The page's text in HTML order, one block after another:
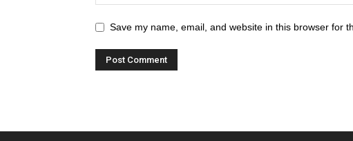
Save my name, email, and website in this browser for